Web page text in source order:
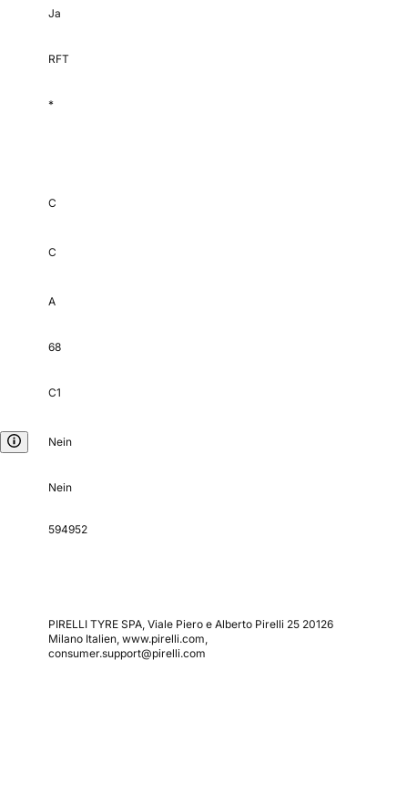
Ja
RFT
*
C
C
A
68
C1
Nein
Nein
594952
PIRELLI TYRE SPA, Viale Piero e Alberto Pirelli 25 20126
Milano Italien, www.pirelli.com,
consumer.support@pirelli.com